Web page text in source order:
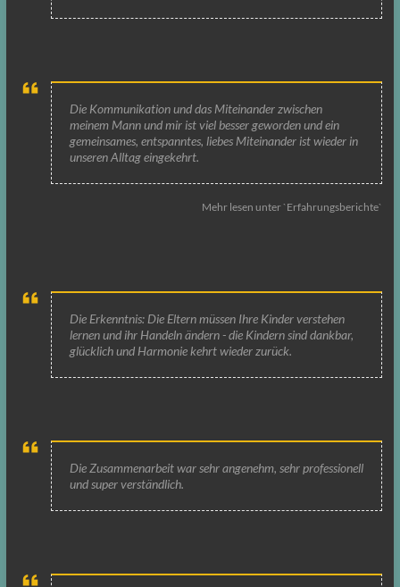
Die Kommunikation und das Miteinander zwischen
meinem Mann und mir ist viel besser geworden und ein
gemeinsames, entspanntes, liebes Miteinander ist wieder in
unseren Alltag eingekehrt.
Mehr lesen unter `Erfahrungsberichte`
Die Erkenntnis: Die Eltern müssen Ihre Kinder verstehen
lernen und ihr Handeln ändern - die Kindern sind dankbar,
glücklich und Harmonie kehrt wieder zurück.
Die Zusammenarbeit war sehr angenehm, sehr professionell
und super verständlich.